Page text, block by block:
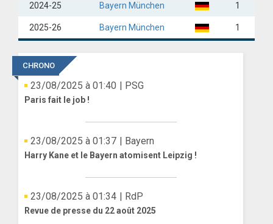
2024-25 Bayern München 1
2025-26 Bayern München 1
CHRONO
23/08/2025 à 01:40 | PSG
Paris fait le job !
23/08/2025 à 01:37 | Bayern
Harry Kane et le Bayern atomisent Leipzig !
23/08/2025 à 01:34 | RdP
Revue de presse du 22 août 2025